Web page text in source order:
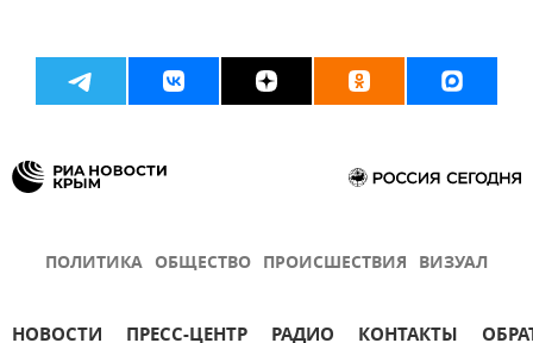
ПОЛИТИКА ОБЩЕСТВО ПРОИСШЕСТВИЯ ВИЗУАЛ
НОВОСТИ ПРЕСС-ЦЕНТР РАДИО КОНТАКТЫ